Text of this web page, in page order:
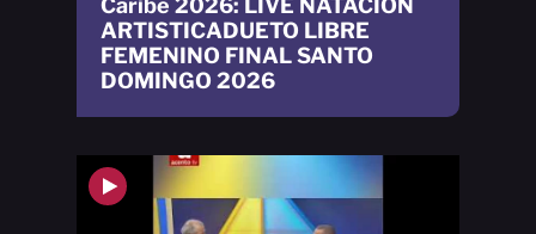
Caribe 2026: LIVE NATACION
ARTISTICADUETO LIBRE
FEMENINO FINAL SANTO
DOMINGO 2026